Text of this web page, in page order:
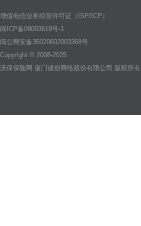
增值电信业务经营许可证（ISP/ICP）
闽ICP备08003619号-1
闽公网安备35020602003368号
Copyright © 2008-2025
沃保保险网 厦门诚创网络股份有限公司 版权所有